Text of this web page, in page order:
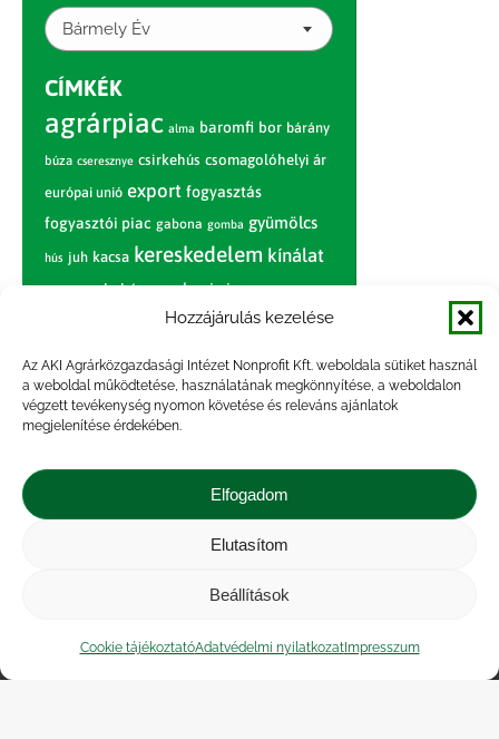
Hozzájárulás kezelése
Az AKI Agrárközgazdasági Intézet Nonprofit Kft. weboldala sütiket használ
a weboldal működtetése, használatának megkönnyítése, a weboldalon
végzett tevékenység nyomon követése és releváns ajánlatok
megjelenítése érdekében.
Elfogadom
Elutasítom
Beállítások
Cookie tájékoztatóAdatvédelmi nyilatkozatImpresszum
Bármely Év
CÍMKÉK
agrárpiac alma baromfi bor bárány
búza cseresznye csirkehús csomagolóhelyi ár
európai unió export fogyasztás
fogyasztói piac gabona gomba gyümölcs
hús juh kacsa kereskedelem kínálat
körte marhahús nagybani piac narancs
nemzetközi árinformációk
paradicsom piac piaci jelentés
pulyka pulykahús sertés sertéshús
szarvasmarha termelés
termelői
zöldség árak
átlagárértékesítési ár
Közérdekű adatok
| Adatvédelmi nyilatkozat
|